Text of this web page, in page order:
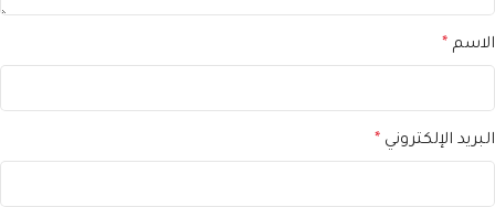
الاسم *
البريد الإلكتروني *